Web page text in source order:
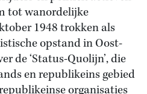
tot wanordelijke
1948 trokken als
opstand in Oost-
de ‘Status-Quolijn’, die
en republikeins gebied
organisaties